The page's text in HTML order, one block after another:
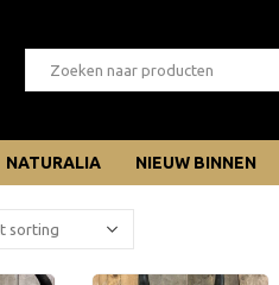
NATURALIA NIEUW BINNEN